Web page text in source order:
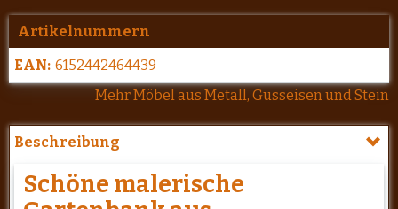
Artikelnummern
EAN: 6152442464439
Mehr Möbel aus Metall, Gusseisen und Stein
Beschreibung
Schöne malerische